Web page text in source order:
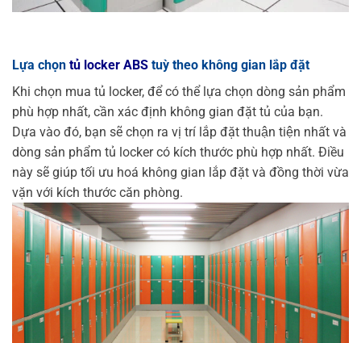
Lựa chọn tủ locker ABS tuỳ theo không gian lắp đặt
Khi chọn mua tủ locker, để có thể lựa chọn dòng sản phẩm
phù hợp nhất, cần xác định không gian đặt tủ của bạn.
Dựa vào đó, bạn sẽ chọn ra vị trí lắp đặt thuận tiện nhất và
dòng sản phẩm tủ locker có kích thước phù hợp nhất. Điều
này sẽ giúp tối ưu hoá không gian lắp đặt và đồng thời vừa
vặn với kích thước căn phòng.